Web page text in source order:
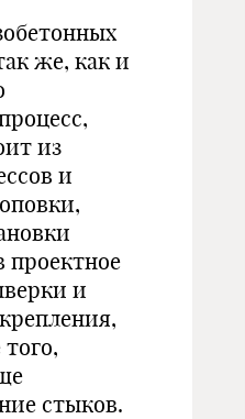
же, как и
из
и
проектное
и
стыков.